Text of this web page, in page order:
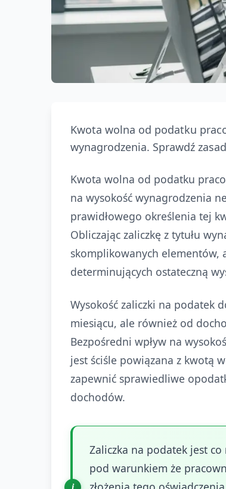
Kwota wolna od podatku
wynagrodzenia. Sprawdź
Kwota wolna od podatku
na wysokość wynagrodzenia
prawidłowego określenia tej
Obliczając zaliczkę z tytułu
skomplikowanych elementów,
determinujących ostateczną
Wysokość zaliczki na podatek
miesiącu, ale również od
Bezpośredni wpływ na
jest ściśle powiązana z kwotą
zapewnić sprawiedliwe
dochodów.
Zaliczka na podatek jest
pod warunkiem że